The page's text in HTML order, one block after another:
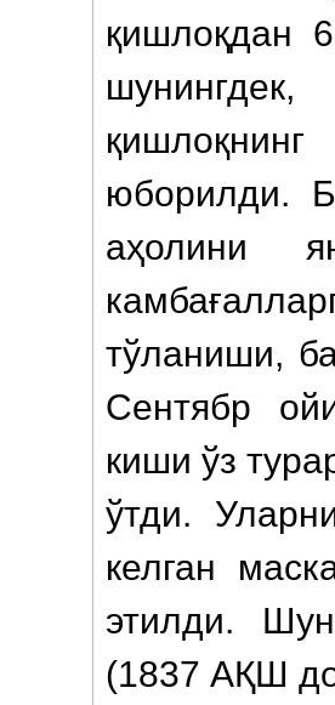
қишлоқдан
юборилди.
аҳолини
тўланиши,
Сентябр
киши ўз
ўтди.
келган
этилди.
(1837 АҚШ